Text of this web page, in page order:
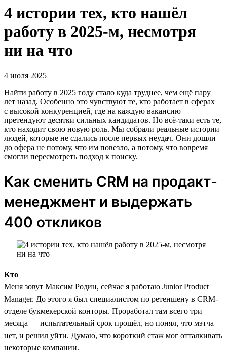
4 истории тех, кто нашёл
работу в 2025-м, несмотря
ни на что
4 июля 2025
Найти работу в 2025 году стало куда труднее, чем ещё пару
лет назад. Особенно это чувствуют те, кто работает в сферах
с высокой конкуренцией, где на каждую вакансию
претендуют десятки сильных кандидатов. Но всё-таки есть те,
кто находит свою новую роль. Мы собрали реальные истории
людей, которые не сдались после первых неудач. Они дошли
до офера не потому, что им повезло, а потому, что вовремя
смогли пересмотреть подход к поиску.
Как сменить CRM на продакт-
менеджмент и выдержать
400 откликов
Кто
Меня зовут Максим Родин, сейчас я работаю Junior Product
Manager. До этого я был специалистом по ретеншену в CRM-
отделе букмекерской конторы. Проработал там всего три
месяца — испытательный срок прошёл, но понял, что мэтча
нет, и решил уйти. Думаю, что короткий стаж мог отталкивать
некоторые компании.